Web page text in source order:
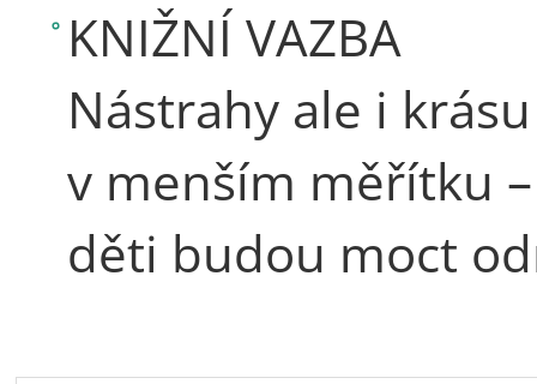
KNIŽNÍ VAZBA
Nástrahy ale i
v menším měřítku
děti budou moct